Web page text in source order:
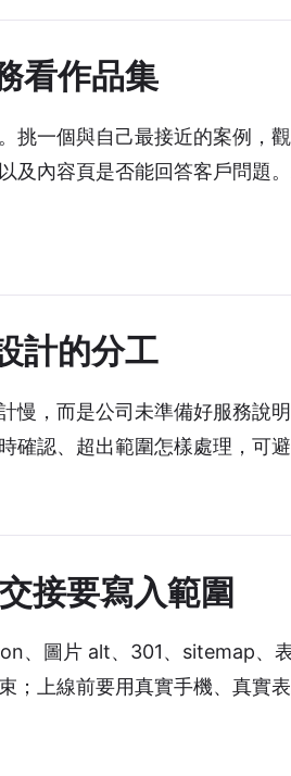
看作品集
挑一個與自己最接近的案例，
及內容頁是否能回答客戶問題
計的分工
慢，而是公司未準備好服務說
確認、超出範圍怎樣處理，可
接要寫入範圍
、圖片 alt、301、sitemap、
；上線前要用真實手機、真實表